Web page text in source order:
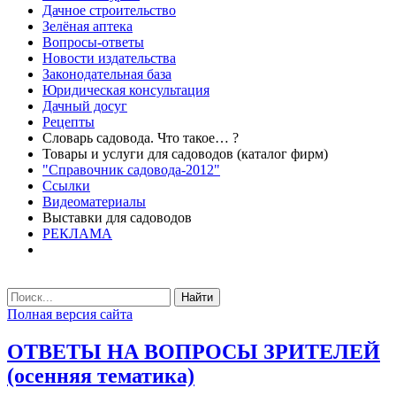
Дачное строительство
Зелёная аптека
Вопросы-ответы
Новости издательства
Законодательная база
Юридическая консультация
Дачный досуг
Рецепты
Словарь садовода. Что такое… ?
Товары и услуги для садоводов (каталог фирм)
"Справочник садовода-2012"
Ссылки
Видеоматериалы
Выставки для садоводов
РЕКЛАМА
Найти
Полная версия сайта
ОТВЕТЫ НА ВОПРОСЫ ЗРИТЕЛЕЙ
(осенняя тематика)